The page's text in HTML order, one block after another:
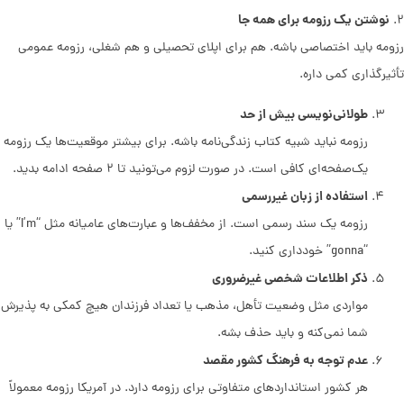
۲. نوشتن یک رزومه برای همه جا
رزومه باید اختصاصی باشه. هم برای اپلای تحصیلی و هم شغلی، رزومه عمومی
تأثیرگذاری کمی داره.
طولانی‌نویسی بیش از حد
رزومه نباید شبیه کتاب زندگی‌نامه باشه. برای بیشتر موقعیت‌ها یک رزومه
یک‌صفحه‌ای کافی است. در صورت لزوم می‌تونید تا ۲ صفحه ادامه بدید.
استفاده از زبان غیررسمی
رزومه یک سند رسمی است. از مخفف‌ها و عبارت‌های عامیانه مثل “I’m” یا
“gonna” خودداری کنید.
ذکر اطلاعات شخصی غیرضروری
مواردی مثل وضعیت تأهل، مذهب یا تعداد فرزندان هیچ کمکی به پذیرش
شما نمی‌کنه و باید حذف بشه.
عدم توجه به فرهنگ کشور مقصد
هر کشور استانداردهای متفاوتی برای رزومه دارد. در آمریکا رزومه معمولاً